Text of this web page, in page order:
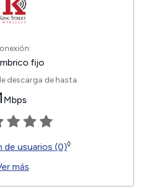
fijo
descarga de hasta
Mbps
de usuarios (0)◊
más